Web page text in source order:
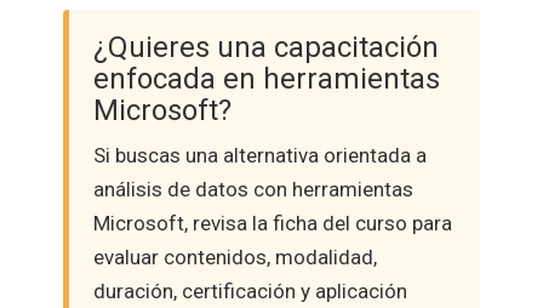
¿Quieres una capacitación
enfocada en herramientas
Microsoft?
Si buscas una alternativa orientada a
análisis de datos con herramientas
Microsoft, revisa la ficha del curso para
evaluar contenidos, modalidad,
duración, certificación y aplicación